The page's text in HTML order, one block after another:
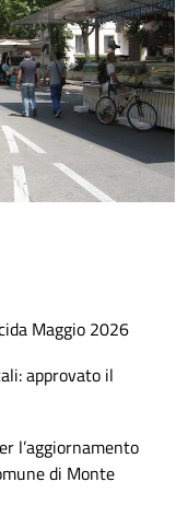
Maggio 2026
approvato il
l’aggiornamento
di Monte